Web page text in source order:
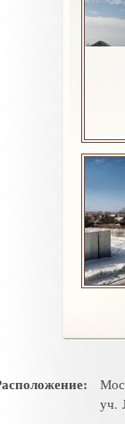
уч.